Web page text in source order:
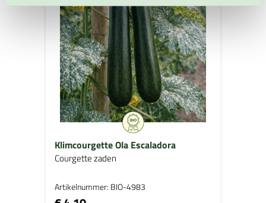
Klimcourgette Ola Escaladora
Courgette zaden
Artikelnummer: BIO-4983